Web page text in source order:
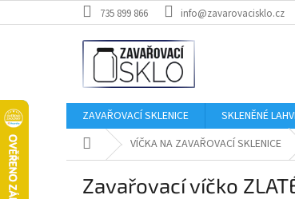
na
735 899 866 info@zavarovacisklo.cz
ZAVAŘOVACÍ SKLENICE SKLENĚNÉ
Domů VÍČKA NA ZAVAŘOVACÍ SKLENICE
Zavařovací víčko